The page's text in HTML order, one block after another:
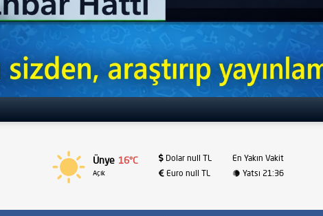
Ünye 16°C
Açık
Dolar null TL
Euro null TL
En Yakın Vakit
Yatsı 21:36